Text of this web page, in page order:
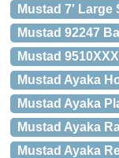
Mustad 7′
Mustad 92247
Mustad
Mustad Ayaka
Mustad Ayaka
Mustad Ayaka
Mustad Ayaka